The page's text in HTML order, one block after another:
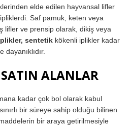
elde edilen hayvansal lifler
Saf pamuk, keten veya
lifler ve prensip olarak, dikiş veya
sentetik kökenli iplikler kadar
ALANLAR
kadar çok bol olarak kabul
bir süreye sahip olduğu bilinen
bir araya getirilmesiyle